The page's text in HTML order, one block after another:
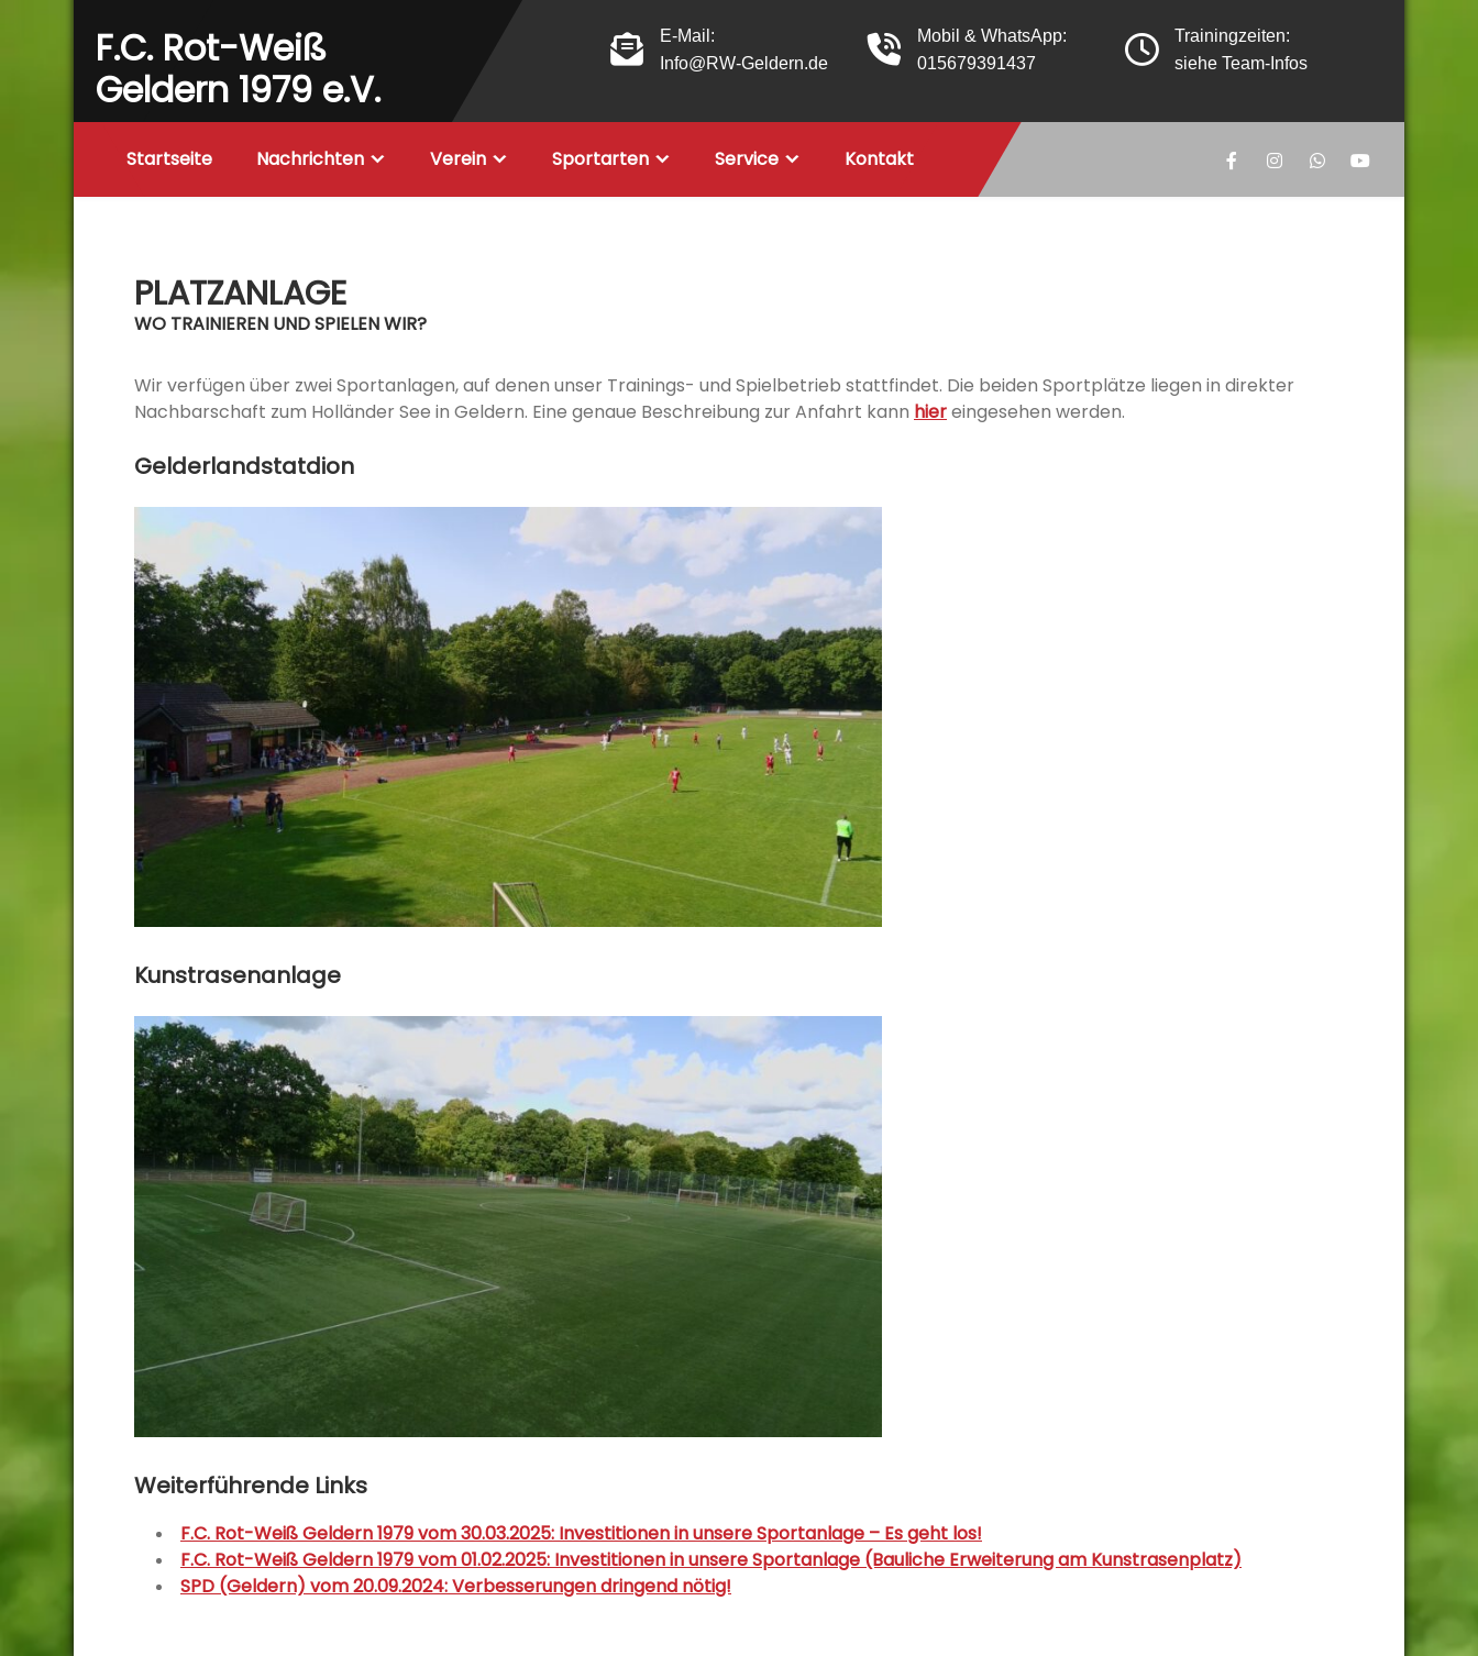
F.C. Rot-Weiß
Geldern 1979 e.V.
E-Mail:
Info@RW-Geldern.de
Mobil & WhatsApp:
015679391437
Trainingzeiten:
siehe Team-Infos
Startseite Nachrichten Verein Sportarten Service Kontakt
PLATZANLAGE
WO TRAINIEREN UND SPIELEN WIR?
Wir verfügen über zwei Sportanlagen, auf denen unser Trainings- und Spielbetrieb stattfindet. Die beiden Sportplätze liegen in direkter
Nachbarschaft zum Holländer See in Geldern. Eine genaue Beschreibung zur Anfahrt kann hiereingesehen werden.
Gelderlandstatdion
Kunstrasenanlage
Weiterführende Links
F.C. Rot-Weiß Geldern 1979 vom 30.03.2025: Investitionen in unsere Sportanlage – Es geht los!
F.C. Rot-Weiß Geldern 1979 vom 01.02.2025: Investitionen in unsere Sportanlage (Bauliche Erweiterung am Kunstrasenplatz)
SPD (Geldern) vom 20.09.2024: Verbesserungen dringend nötig!